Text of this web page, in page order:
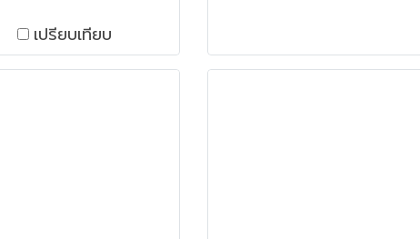
เปรียบเทียบ